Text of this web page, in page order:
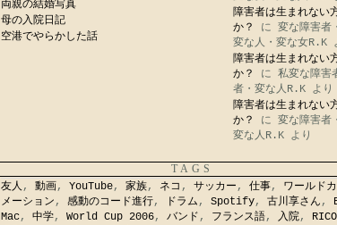
両親の結婚写真
母の入院日記
空港でやらかした話
障害者は生まれない
か？
に 変な障害者
変な人・変な女R.K
障害者は生まれない
か？
に 私変な障害
者・変な人R.Kより
障害者は生まれない
か？
に 変な障害者
変な人R.Kより
TAGS
友人, 動画 , YouTube, 家族, ネコ , サッカー , 仕事, ワールド
メーション , 感動のコード進行, ドラム , Spotify, 古川享さん ,
Mac, 中学, World Cup 2006, バンド , フランス語, 入院,